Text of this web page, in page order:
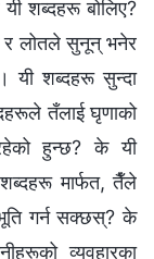
शब्दहरू बोलिए?
र लोतले सुनून् भनेर
यी शब्‍दहरू सुन्दा
तँलाई घृणाको
हुन्छ? के यी
मार्फत, तैँले
गर्न सक्छस्? के
व्यवहारका